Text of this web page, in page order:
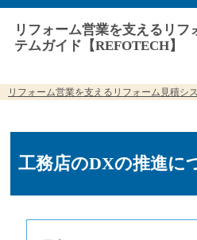
リフォーム営業を支えるリフ
テムガイド【REFOTECH】
リフォーム営業を支えるリフォーム見積シ
工務店のDXの推進に